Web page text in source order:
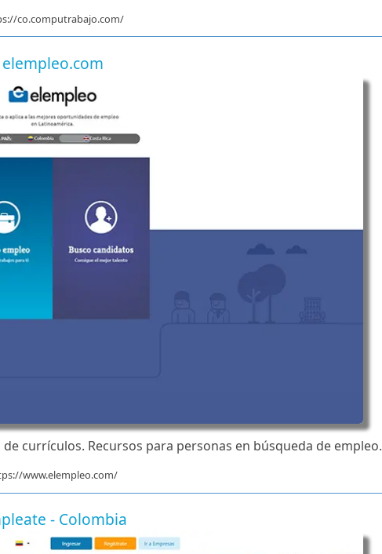
co.computrabajo.com/
elempleo.com
currículos. Recursos para personas en búsqueda de empleo.
www.elempleo.com/
- Colombia